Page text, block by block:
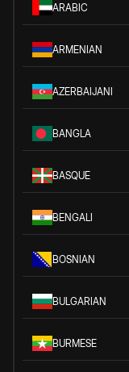
ARABIC
ARMENIAN
AZERBAIJANI
BANGLA
BASQUE
BENGALI
BOSNIAN
BULGARIAN
BURMESE